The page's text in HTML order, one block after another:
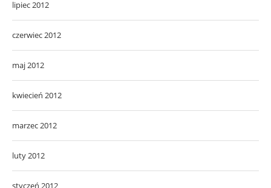
lipiec 2012
czerwiec 2012
maj 2012
kwiecień 2012
marzec 2012
luty 2012
styczeń 2012